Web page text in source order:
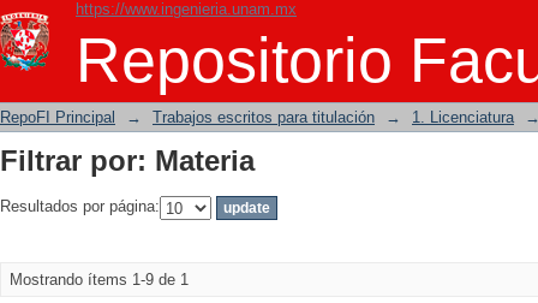
https://www.ingenieria.unam.mx
Repositorio
Filtrar por: Materia
RepoFI Principal → Trabajos escritos para titulación → 1. Licenciatura
Filtrar por: Materia
Resultados por página:
Mostrando ítems 1-9 de 1